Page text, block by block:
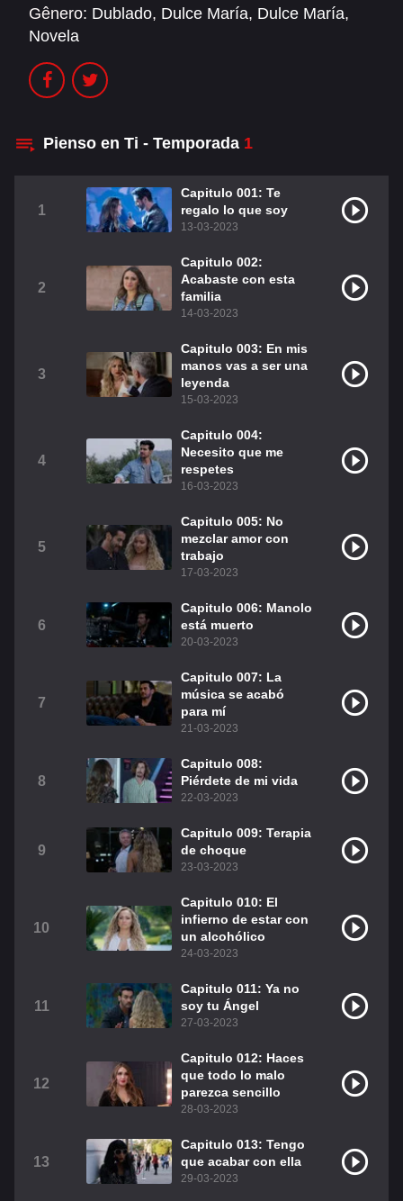
Dulce María
RBD
DUBLADO
Alfonso Herrera Anahí
Christian Chavez Christopher Von Uckermann
Maite Perroni
RBD Como Assistir Dublado
Alfonso Herrera Anahí
Dulce María Maite Perroni
Como Assistir Legendado
Gênero: Dublado, Dulce María, Dulce María,
Novela
Pienso en Ti - Temporada 1
1
Capitulo 001: Te
regalo lo que soy
13-03-2023
2
Capitulo 002:
Acabaste con esta
familia
14-03-2023
3
Capitulo 003: En mis
manos vas a ser una
leyenda
15-03-2023
4
Capitulo 004:
Necesito que me
respetes
16-03-2023
5
Capitulo 005: No
mezclar amor con
trabajo
17-03-2023
6
Capitulo 006: Manolo
está muerto
20-03-2023
7
Capitulo 007: La
música se acabó
para mí
21-03-2023
8
Capitulo 008:
Piérdete de mi vida
22-03-2023
9
Capitulo 009: Terapia
de choque
23-03-2023
10
Capitulo 010: El
infierno de estar con
un alcohólico
24-03-2023
11
Capitulo 011: Ya no
soy tu Ángel
27-03-2023
12
Capitulo 012: Haces
que todo lo malo
parezca sencillo
28-03-2023
13
Capitulo 013: Tengo
que acabar con ella
29-03-2023